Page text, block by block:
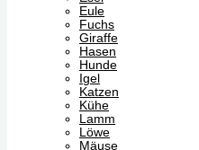
Eule
Fuchs
Giraffe
Hasen
Hunde
Igel
Katzen
Kühe
Lamm
Löwe
Mäuse